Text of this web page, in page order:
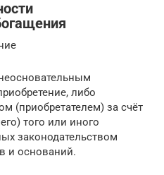
либо
(приобретателем) за счёт
того или иного
законодательством
и оснований.